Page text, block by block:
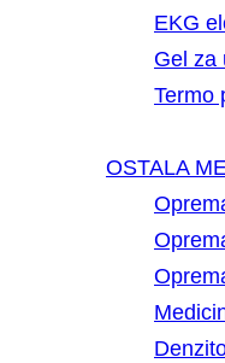
EKG
Gel za
Termo
OSTALA